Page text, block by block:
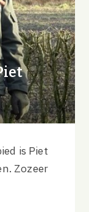
is Piet
Zozeer